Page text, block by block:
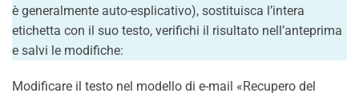
è generalmente auto-esplicativo), sostituisca l’intera
etichetta con il suo testo, verifichi il risultato nell’anteprima
e salvi le modifiche:
Modificare il testo nel modello di e-mail «Recupero del